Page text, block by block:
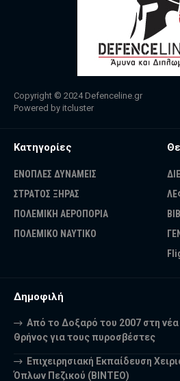
Copyright © 2024 Defenceline.gr All
Powered by itcluster
Κατηγορίες
ΕΝΟΠΛΕΣ ΔΥΝΑΜΕΙΣ
ΣΤΡΑΤΟΣ ΞΗΡΑΣ
ΠΟΛΕΜΙΚΗ ΑΕΡΟΠΟΡΙΑ
ΠΟΛΕΜΙΚΟ ΝΑΥΤΙΚΟ
Δημοφιλή
Από το Δοξαρό του 2007 στη
Θρήνος για τους πυροσβέστες
Επιχειρησιακή Εκπαίδευση
Όπλων Πεζικού (ΒΙΝΤΕΟ)